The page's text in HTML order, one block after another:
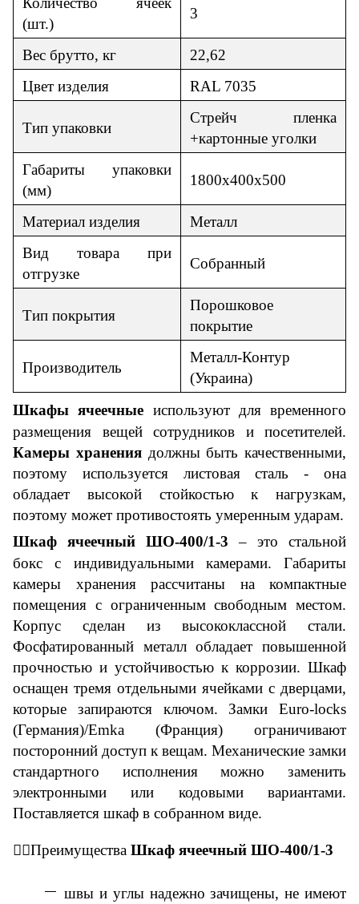
(шт.)
3
Вес брутто, кг
22,62
Цвет изделия
RAL 7035
Тип упаковки
Cтрейч пленка
+картонные уголки
Габариты упаковки
(мм)
1800х400х500
Материал изделия
Металл
Вид товара при
отгрузке
Собранный
Тип покрытия
Порошковое
покрытие
Производитель
Металл-Контур
(Украина)
Шкафы ячеечные используют для временного
размещения вещей сотрудников и посетителей.
Камеры хранениядолжны быть качественными,
поэтому используется листовая сталь - она
обладает высокой стойкостью к нагрузкам,
поэтому может противостоять умеренным ударам.
Шкаф ячеечный ШО-400/1-3– это стальной
бокс с индивидуальными камерами. Габариты
камеры хранения рассчитаны на компактные
помещения с ограниченным свободным местом.
Корпус сделан из высококлассной стали.
Фосфатированный металл обладает повышенной
прочностью и устойчивостью к коррозии. Шкаф
оснащен тремя отдельными ячейками с дверцами,
которые запираются ключом. Замки Euro-locks
(Германия)/Emka (Франция) ограничивают
посторонний доступ к вещам. Механические замки
стандартного исполнения можно заменить
электронными или кодовыми вариантами.
Поставляется шкаф в собранном виде.
👇🏼Преимущества Шкаф ячеечный ШО-400/1-3
швы и углы надежно зачищены, не имеют